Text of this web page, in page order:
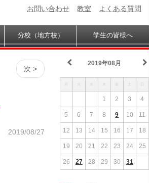
お問い合わせ 教室 よくある質問
分校（地方校） 学生の皆様へ
次 >
2019/08/27
2019年08月
1 2 3 4
5 6 7 8 9 10 11
12 13 14 15 16 17 18
19 20 21 22 23 24 25
26 27 28 29 30 31